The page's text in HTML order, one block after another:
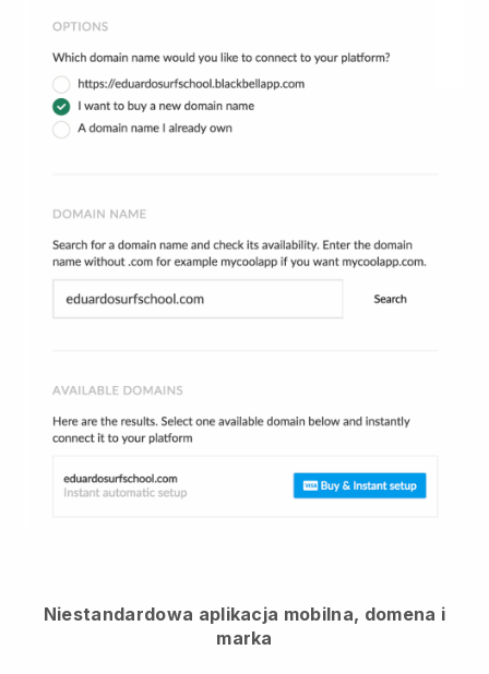
Niestandardowa aplikacja mobilna, domena i
marka